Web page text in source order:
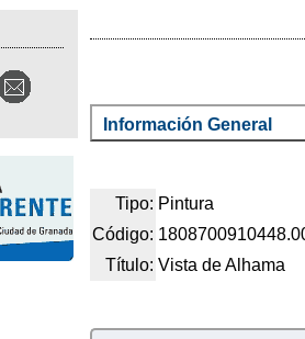
Información General
Tipo: Pintura
Código:
Título: Vista de Alhama